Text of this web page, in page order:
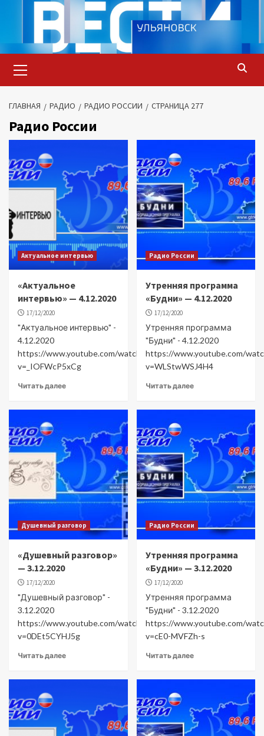
содержимому
меню
ГЛАВНАЯ РАДИО РАДИО РОССИИ СТРАНИЦА 277
Радио России
Актуальное интервью
«Актуальное
интервью» — 4.12.2020
17/12/2020
"Актуальное интервью" -
4.12.2020
https://www.youtube.com/watch?
v=_IOFWcP5xCg
Читать далее
Радио России
Утренняя программа
«Будни» — 4.12.2020
17/12/2020
Утренняя программа
"Будни" - 4.12.2020
https://www.youtube.com/
v=WLStwWSJ4H4
Читать далее
Душевный разговор
«Душевный разговор»
— 3.12.2020
17/12/2020
"Душевный разговор" -
3.12.2020
https://www.youtube.com/watch?
v=0DEt5CYHJ5g
Читать далее
Радио России
Утренняя программа
«Будни» — 3.12.2020
17/12/2020
Утренняя программа
"Будни" - 3.12.2020
https://www.youtube.com/
v=cE0-MVFZh-s
Читать далее